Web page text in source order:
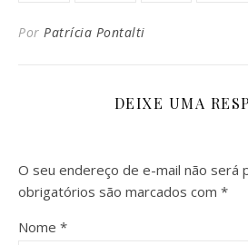
Por Patrícia Pontalti
DEIXE UMA
O seu endereço de e-mail não será
obrigatórios são marcados com *
Nome *